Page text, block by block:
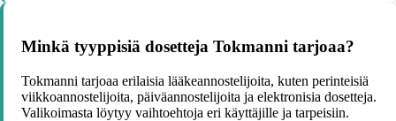
Minkä tyyppisiä dosetteja Tokmanni tarjoaa?
Tokmanni tarjoaa erilaisia lääkeannostelijoita, kuten perinteisiä
viikkoannostelijoita, päiväannostelijoita ja elektronisia dosetteja.
Valikoimasta löytyy vaihtoehtoja eri käyttäjille ja tarpeisiin.